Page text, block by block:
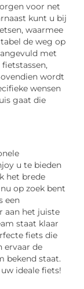
voor net
kunt u bij
waarmee
de weg op
met
wordt
wensen
gaat die
u te bieden
het brede
op zoek bent
een
aan het juiste
staat klaar
fiets die
ervaar de
bekend staat.
ideale fiets!